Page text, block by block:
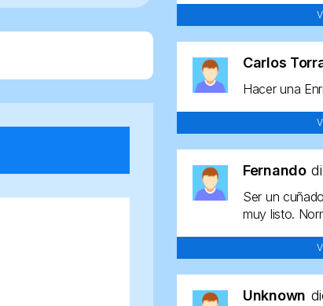
Carlos
Hacer una
Fernando
Ser un
muy listo.
Unknown